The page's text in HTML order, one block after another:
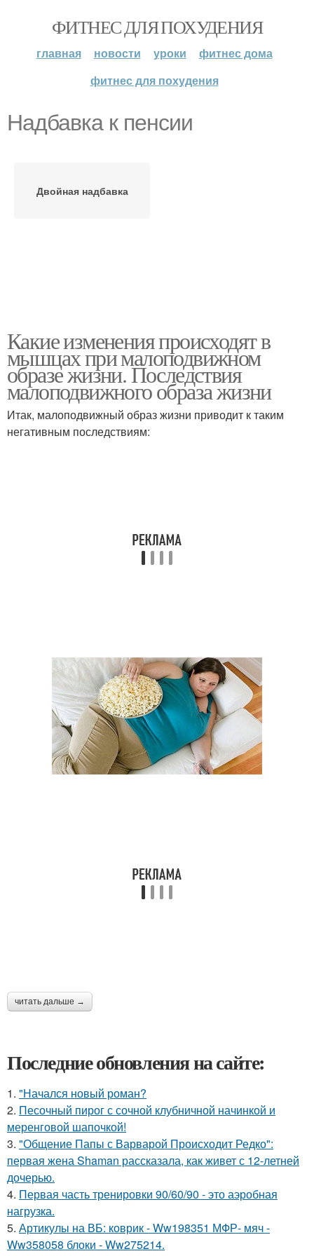
ФИТНЕС ДЛЯ ПОХУДЕНИЯ
главная новости уроки
фитнес дома
фитнес для похудения
Надбавка к пенсии
Двойная надбавка
Какие изменения происходят в
мышцах при малоподвижном
образе жизни. Последствия
малоподвижного образа жизни
Итак, малоподвижный образ жизни приводит к таким
негативным последствиям:
читать дальше →
Последние обновления на сайте:
1. "Начался новый роман?
2. Песочный пирог с сочной клубничной начинкой и
меренговой шапочкой!
3. "Общение Папы с Варварой Происходит Редко":
первая жена Shaman рассказала, как живет с 12-летней
дочерью.
4. Первая часть тренировки 90/60/90 - это аэробная
нагрузка.
5. Артикулы на ВБ: коврик - Ww198351 МФР- мяч -
Ww358058 блоки - Ww275214.